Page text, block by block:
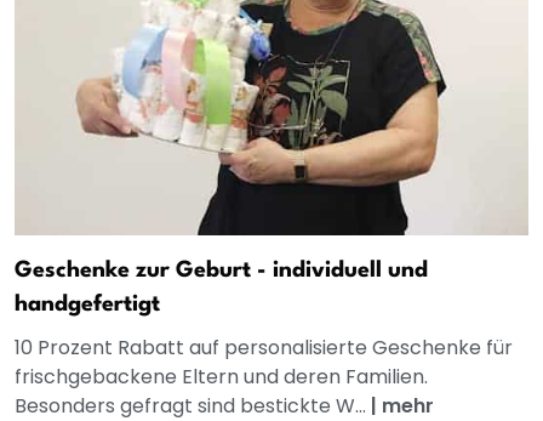
Geschenke zur Geburt - individuell und
handgefertigt
10 Prozent Rabatt auf personalisierte Geschenke für
frischgebackene Eltern und deren Familien.
Besonders gefragt sind bestickte W... | mehr